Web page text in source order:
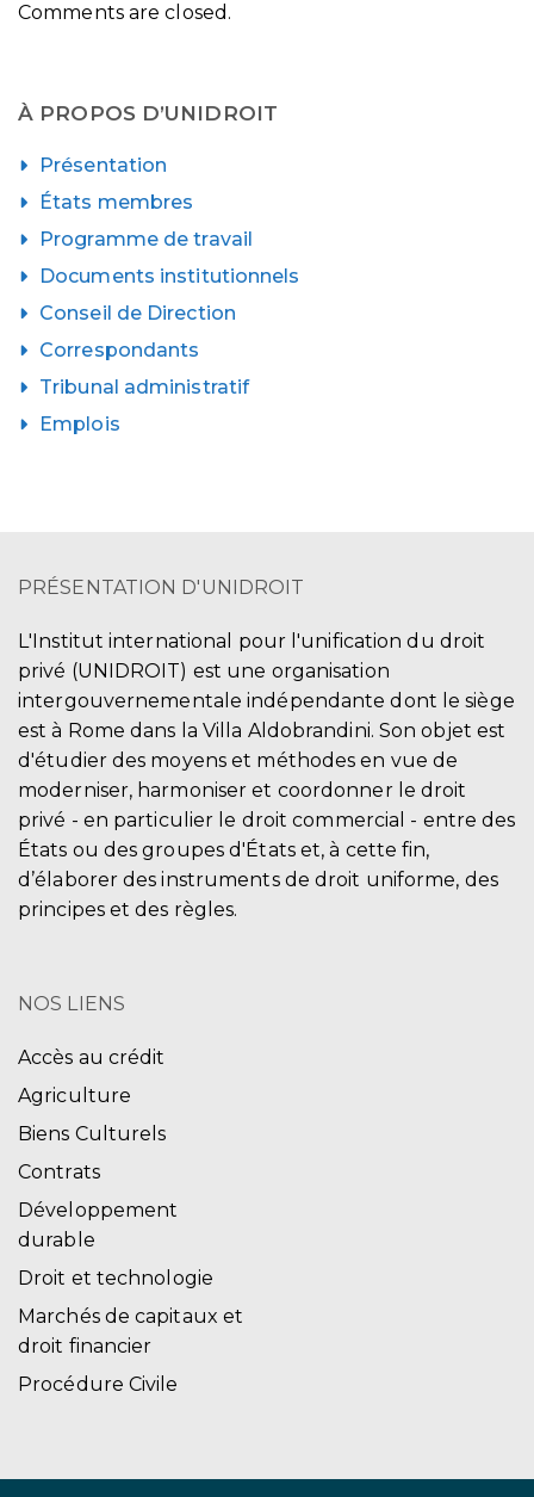
Comments are closed.
À PROPOS D’UNIDROIT
Présentation
États membres
Programme de travail
Documents institutionnels
Conseil de Direction
Correspondants
Tribunal administratif
Emplois
PRÉSENTATION D'UNIDROIT
L'Institut international pour l'unification du droit
privé (UNIDROIT) est une organisation
intergouvernementale indépendante dont le siège
est à Rome dans la Villa Aldobrandini. Son objet est
d'étudier des moyens et méthodes en vue de
moderniser, harmoniser et coordonner le droit
privé - en particulier le droit commercial - entre des
États ou des groupes d'États et, à cette fin,
d’élaborer des instruments de droit uniforme, des
principes et des règles.
NOS LIENS
Accès au crédit
Agriculture
Biens Culturels
Contrats
Développement
durable
Droit et technologie
Marchés de capitaux et
droit financier
Procédure Civile